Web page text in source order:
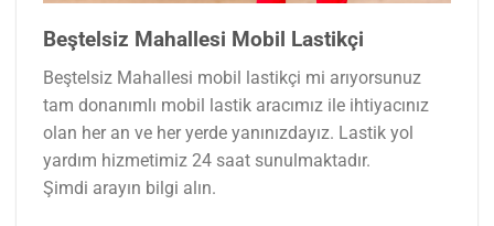
Beştelsiz Mahallesi Mobil Lastikçi
Beştelsiz Mahallesi mobil lastikçi mi arıyorsunuz
tam donanımlı mobil lastik aracımız ile ihtiyacınız
olan her an ve her yerde yanınızdayız. Lastik yol
yardım hizmetimiz 24 saat sunulmaktadır.
Şimdi arayın bilgi alın.